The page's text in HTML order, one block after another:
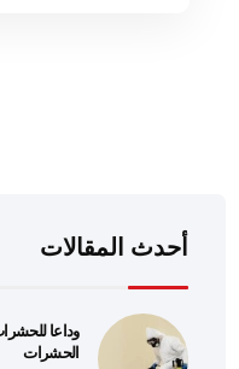
أحدث المقالات
وداعا
الحشرات